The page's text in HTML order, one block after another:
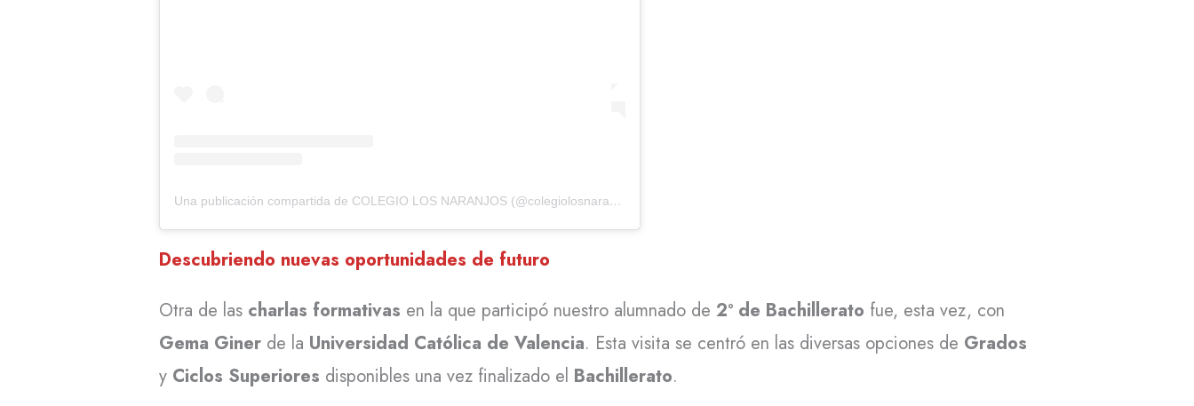
Una publicación compartida de COLEGIO LOS NARANJOS (@colegiolosnaranjos)
Descubriendo nuevas oportunidades de futuro
Otra de las charlas formativas en la que participó nuestro alumnado de 2º de Bachillerato fue, esta vez, con
Gema Giner de la Universidad Católica de Valencia. Esta visita se centró en las diversas opciones de Grados
y Ciclos Superiores disponibles una vez finalizado el Bachillerato.